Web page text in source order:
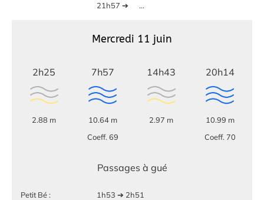
21h57 ➔
...
Mercredi 11 juin
2h25
2.88 m
7h57
10.64 m
Coeff. 69
14h43
2.97 m
20h14
10.99 m
Coeff. 70
Passages à gué
Petit Bé :
1h53 ➔ 2h51